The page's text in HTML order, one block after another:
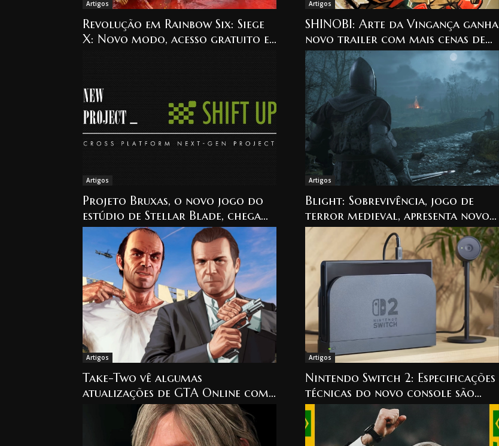
Artigos
Revolução em Rainbow Six: Siege
X: Novo modo, acesso gratuito e
Artigos
SHINOBI: Arte da Vingança ganha
novo trailer com mais cenas de
combate e cenários
Artigos
Projeto Bruxas, o novo jogo do
estúdio de Stellar Blade, chega
em 2027
Artigos
Blight: Sobrevivência, jogo de
terror medieval, apresenta novo
cenário e ciclo dia/noite
Artigos
Take-Two vê algumas
atualizações de GTA Online como
se fossem um novo GTA
Artigos
Nintendo Switch 2: Especificações
técnicas do novo console são
confirmadas